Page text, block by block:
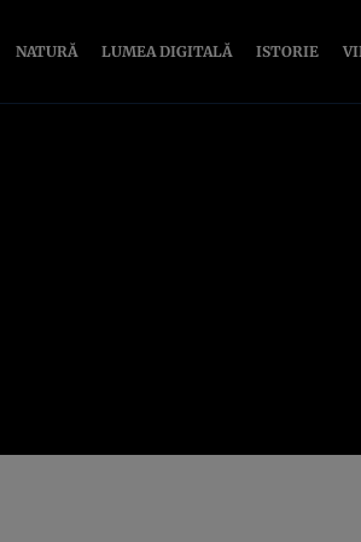
NATURĂ LUMEA DIGITALĂ ISTORIE